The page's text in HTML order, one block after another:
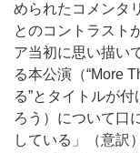
められたコメンタ
とのコントラスト
ア当初に思い描い
る本公演（“More
る”とタイトルが
ろう）について口
している」（意訳